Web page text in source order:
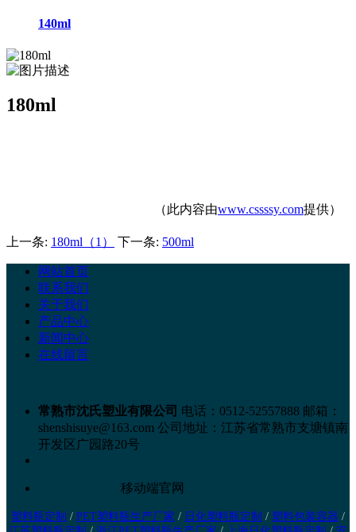
140ml
180ml
（此内容由www.cssssy.com提供）
上一条: 180ml（1） 下一条: 500ml
网站首页
联系我们
关于我们
产品中心
新闻中心
在线留言
常熟市沈氏塑业有限公司 电话：0512-52557888 邮箱：
shenshisuye@163.com 公司地址：江苏省常熟市支塘镇南
开发区广园路20号
移动端官网
塑料瓶定制 / PET塑料瓶生产厂家 / 日化塑料瓶定制 / 塑料包装容器 /